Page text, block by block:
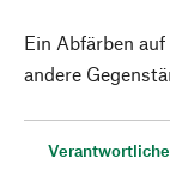
Ein Abfärben
andere